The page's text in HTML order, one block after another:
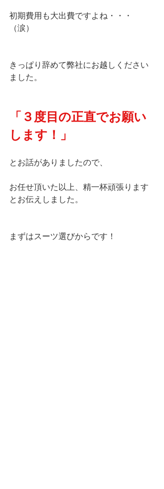
初期費用も大出費ですよね・・・
（涙）
きっぱり辞めて弊社にお越しください
ました。
「３度目の正直でお願い
します！」
とお話がありましたので、
お任せ頂いた以上、精一杯頑張ります
とお伝えしました。
まずはスーツ選びからです！